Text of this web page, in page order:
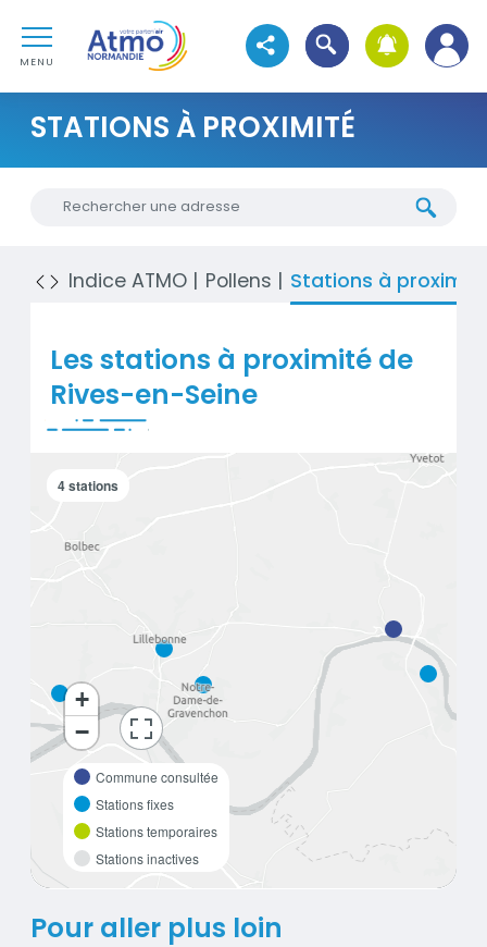
Aller au premier menu de navigation
Aller à la recherche
MENU
Atmo Normandie
Voir les réseaux sociaux
Ouvrir la recherche
STATIONS À PROXIMITÉ
Chercher une nouvelle adresse
Indice ATMO Pollens Stations à
Les stations à proximité de
Rives-en-Seine
4stations
Commune consultée
Stations fixes
Stations temporaires
Stations inactives
bouton d'actions
+
−
Pour aller plus loin